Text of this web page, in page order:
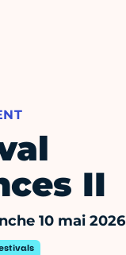
II
10 mai 2026